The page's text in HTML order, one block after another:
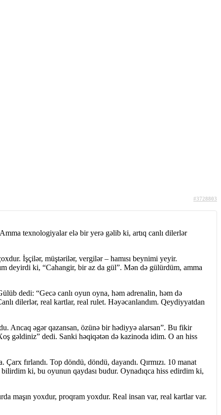
#3728803
texnologiyalar elə bir yerə gəlib ki, artıq canlı dilerlər
İşçilər, müştərilər, vergilər – hamısı beynimi yeyir.
deyirdi ki, “Cahangir, bir az da gül”. Mən də gülürdüm, amma
dedi: “Gecə canlı oyun oyna, həm adrenalin, həm də
dilerlər, real kartlar, real rulet. Həyəcanlandım. Qeydiyyatdan
Ancaq əgər qazansan, özünə bir hədiyyə alarsan”. Bu fikir
gəldiniz” dedi. Sanki həqiqətən də kazinoda idim. O an hiss
fırlandı. Top döndü, döndü, dayandı. Qırmızı. 10 manat
ki, bu oyunun qaydası budur. Oynadıqca hiss edirdim ki,
maşın yoxdur, proqram yoxdur. Real insan var, real kartlar var.